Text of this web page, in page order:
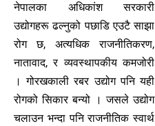
नेपालका अधिकांश सरकारी
उद्योगहरू ढल्नुको पछाडि एउटै साझा
रोग छ, अत्यधिक राजनीतिकरण,
नातावाद, र व्यवस्थापकीय कमजोरी
। गोरखकाली रबर उद्योग पनि यही
रोगको सिकार बन्यो । जसले उद्योग
चलाउन भन्दा पनि राजनीतिक स्वार्थ